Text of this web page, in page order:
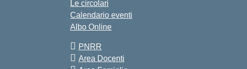
Le circolari
Calendario eventi
Albo Online
PNRR
Area Docenti